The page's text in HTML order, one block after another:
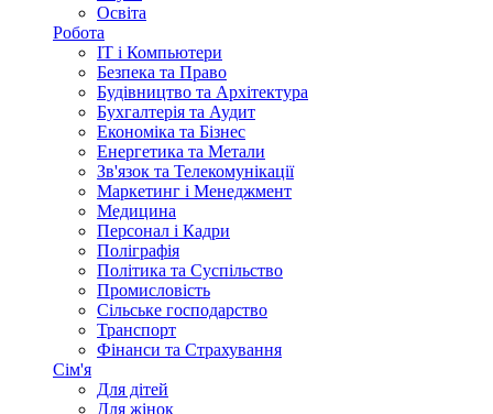
Освіта
Робота
IT і Компьютери
Безпека та Право
Будівництво та Архітектура
Бухгалтерія та Аудит
Економіка та Бізнес
Енергетика та Метали
Зв'язок та Телекомунікації
Маркетинг і Менеджмент
Медицина
Персонал і Кадри
Поліграфія
Політика та Суспільство
Промисловість
Сільське господарство
Транспорт
Фінанси та Страхування
Сім'я
Для дітей
Для жінок